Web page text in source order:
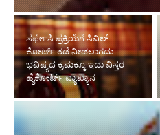
ಸ್ಥಾಪಿತ ಕಾನೂನು ತತ್ವ ಉಲ್ಲಂಘಿಸಿ
ಅಜಾಗರೂಕ ಆದೇಶ ಪರಿಣಾಮ:
ಸಿವಿಲ್ ಜಡ್ಜ್ ಡಿಸ್‌ಮಿಸ್ ಆದೇಶಕ್ಕೆ
ಹೈಕೋರ್ಟ್ ಮುದ್ರೆ